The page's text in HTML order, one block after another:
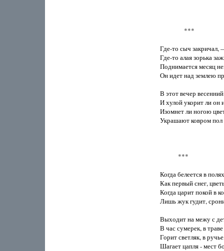
                ***
Где-то сыч закричал,
Где-то алая зорька
Поднимается месяц
Он идет над землею
В этот вечер
И хулой укорит ли он
Изомнет ли ногою
Украшают ковром пол
            ***
Когда белеется в
Как первый снег,
Когда царит покой в
Лишь жук гудит,
Выходит на межу с
В час сумерек, в
Горит светляк, в
Шагает цапля - мест